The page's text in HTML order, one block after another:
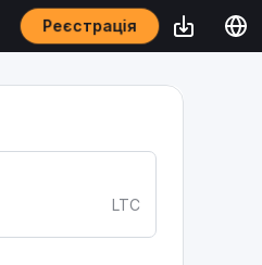
Реєстрація
LTC